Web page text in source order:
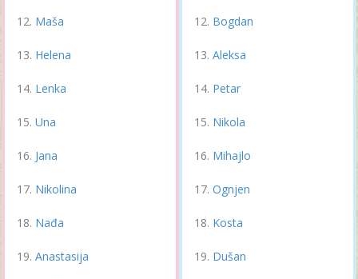
Maša
Helena
Lenka
Una
Jana
Nikolina
Nađa
Anastasija
Bogdan
Aleksa
Petar
Nikola
Mihajlo
Ognjen
Kosta
Dušan